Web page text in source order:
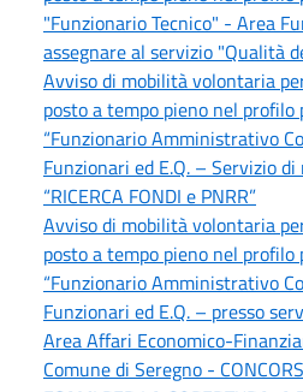
"Funzionario Tecnico" - Area
assegnare al servizio "Qualità
Avviso di mobilità volontaria
posto a tempo pieno nel profilo
“Funzionario Amministrativo
Funzionari ed E.Q. – Servizio
“RICERCA FONDI e PNRR”
Avviso di mobilità volontaria
posto a tempo pieno nel profilo
“Funzionario Amministrativo
Funzionari ed E.Q. – presso
Area Affari Economico-
Comune di Seregno -